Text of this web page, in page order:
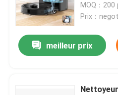
MOQ：200
Prix：
meilleur prix